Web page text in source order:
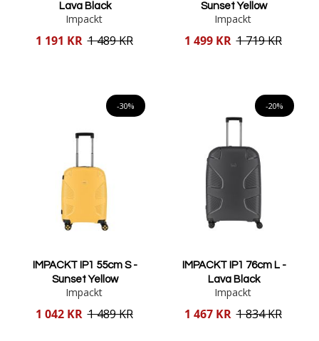
Lava Black
Impackt
Reducerat
1 191 KR 1 489 KR
Sunset Yellow
Impackt
Reducerat
1 499 KR 1 719 KR
-30%
IMPACKT IP1 55cm S -
Sunset Yellow
Impackt
Reducerat
1 042 KR 1 489 KR
-20%
IMPACKT IP1 76cm L -
Lava Black
Impackt
Reducerat
1 467 KR 1 834 KR